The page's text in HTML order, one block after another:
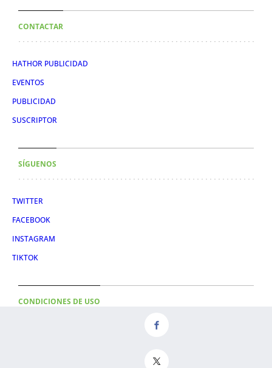
CONTACTAR
HATHOR PUBLICIDAD
EVENTOS
PUBLICIDAD
SUSCRIPTOR
SÍGUENOS
TWITTER
FACEBOOK
INSTAGRAM
TIKTOK
CONDICIONES DE USO